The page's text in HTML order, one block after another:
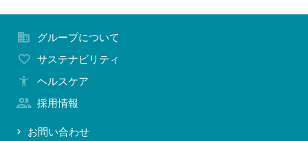
医療用医薬品
お問い合わせ
グループについて
サステナビリティ
ヘルスケア
採用情報
お問い合わせ